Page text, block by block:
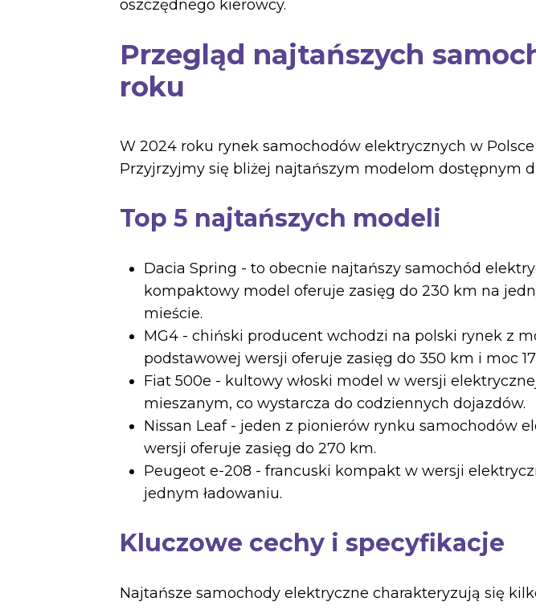
oszczędnego kierowcy.
Przegląd najtańszych
roku
W 2024 roku rynek samochodów elektrycznych w
Przyjrzyjmy się bliżej najtańszym modelom dostępnym
Top 5 najtańszych modeli
Dacia Spring - to obecnie najtańszy samochód
kompaktowy model oferuje zasięg do 230 km na
mieście.
MG4 - chiński producent wchodzi na polski rynek z
podstawowej wersji oferuje zasięg do 350 km i moc
Fiat 500e - kultowy włoski model w wersji
mieszanym, co wystarcza do codziennych dojazdów.
Nissan Leaf - jeden z pionierów rynku samochodów
wersji oferuje zasięg do 270 km.
Peugeot e-208 - francuski kompakt w wersji
jednym ładowaniu.
Kluczowe cechy i specyfikacje
Najtańsze samochody elektryczne charakteryzują się